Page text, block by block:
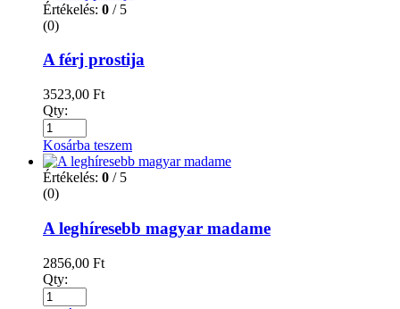
Értékelés: 0 / 5
(0)
A férj prostija
3523,00 Ft
Qty:
Kosárba teszem
Értékelés: 0 / 5
(0)
A leghíresebb magyar madame
2856,00 Ft
Qty: